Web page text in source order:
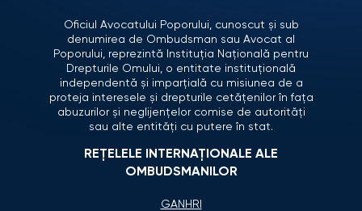
Oficiul Avocatului Poporului, cunoscut și sub
denumirea de Ombudsman sau Avocat al
Poporului, reprezintă Instituția Națională pentru
Drepturile Omului, o entitate instituțională
independentă și imparțială cu misiunea de a
proteja interesele și drepturile cetățenilor în fața
abuzurilor și neglijențelor comise de autorități
sau alte entități cu putere în stat.
REȚELELE INTERNAȚIONALE ALE
OMBUDSMANILOR
GANHRI